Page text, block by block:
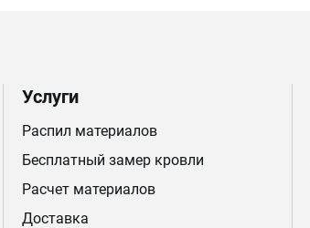
Услуги
Распил материалов
Бесплатный замер кровли
Расчет материалов
Доставка